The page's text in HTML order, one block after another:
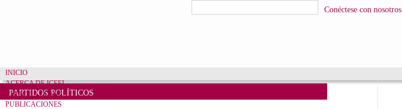
Conéctese con nosotros
INICIO
ACERCA DE ICEFI
CUENTAS CLARAS
PUBLICACIONES
PARTIDOS POLÍTICOS